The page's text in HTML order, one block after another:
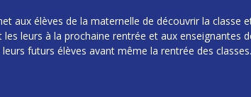
aux élèves de la maternelle de découvrir la classe
les leurs à la prochaine rentrée et aux enseignantes
leurs futurs élèves avant même la rentrée des classes.